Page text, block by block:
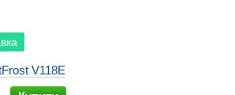
V118E